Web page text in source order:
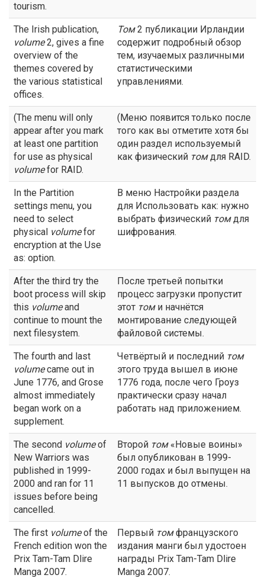
tourism.
The Irish publication,
volume2, gives a fine
overview of the
themes covered by
the various statistical
offices.
Том2 публикации Ирландии
содержит подробный обзор
тем, изучаемых различными
статистическими
управлениями.
(The menu will only
appear after you mark
at least one partition
for use as physical
volumefor RAID.
(Меню появится только после
того как вы отметите хотя бы
один раздел используемый
как физический томдля RAID.
In the Partition
settings menu, you
need to select
physical volumefor
encryption at the Use
as: option.
В меню Настройки раздела
для Использовать как: нужно
выбрать физический томдля
шифрования.
After the third try the
boot process will skip
this volumeand
continue to mount the
next filesystem.
После третьей попытки
процесс загрузки пропустит
этот томи начнётся
монтирование следующей
файловой системы.
The fourth and last
volumecame out in
June 1776, and Grose
almost immediately
began work on a
supplement.
Четвёртый и последний том
этого труда вышел в июне
1776 года, после чего Гроуз
практически сразу начал
работать над приложением.
The second volumeof
New Warriors was
published in 1999-
2000 and ran for 11
issues before being
cancelled.
Второй том«Новые воины»
был опубликован в 1999-
2000 годах и был выпущен на
11 выпусков до отмены.
The first volumeof the
French edition won the
Prix Tam-Tam Dlire
Manga 2007.
Первый томфранцузского
издания манги был удостоен
награды Prix Tam-Tam Dlire
Manga 2007.